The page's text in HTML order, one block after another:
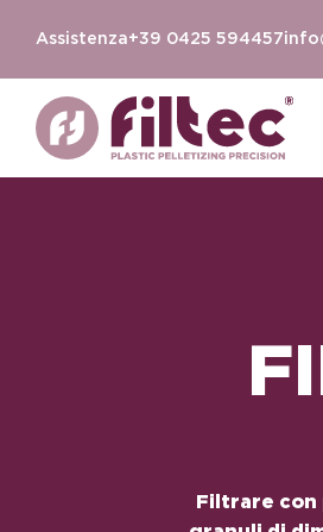
Assistenza+39 0425 594457
Filtrare